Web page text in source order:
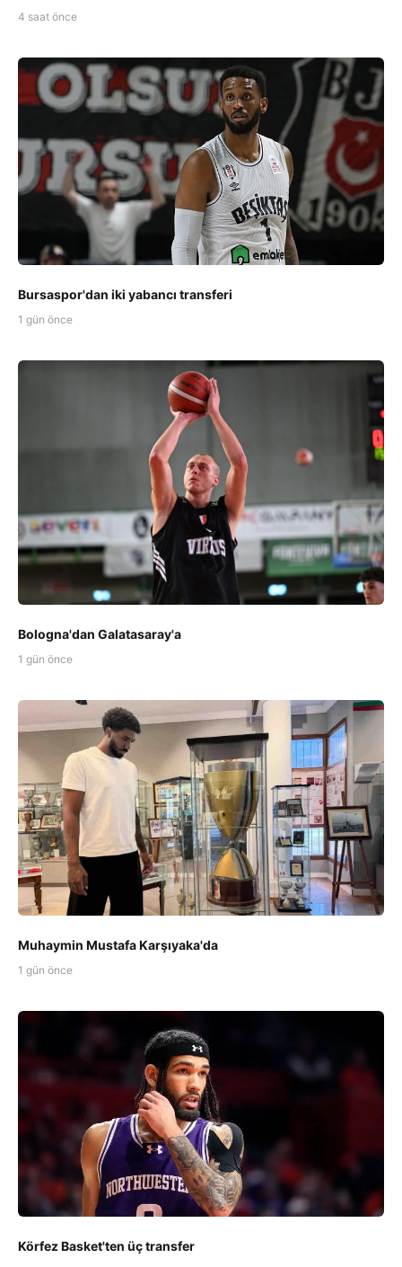
4 saat önce
Bursaspor'dan iki yabancı transferi
1 gün önce
Bologna'dan Galatasaray'a
1 gün önce
Muhaymin Mustafa Karşıyaka'da
1 gün önce
Körfez Basket'ten üç transfer